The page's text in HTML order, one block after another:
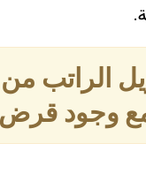
الراتب من
وجود قرض